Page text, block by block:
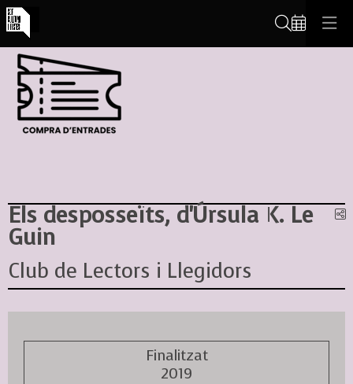
Els desposseïts, d'Úrsula K. Le
Guin
Club de Lectors i Llegidors
Finalitzat
2019